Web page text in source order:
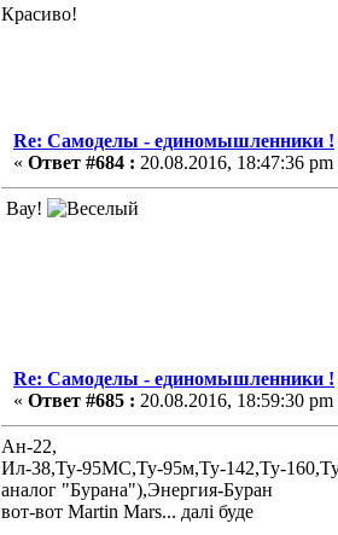
Красиво!
Re: Самоделы - единомышленники !
« Ответ #684 : 20.08.2016, 18:47:36 pm
Вау!
Re: Самоделы - единомышленники !
« Ответ #685 : 20.08.2016, 18:59:30 pm
Ан-22,
Ил-38,Ту-95МС,Ту-95м,Ту-142,Ту-
аналог "Бурана"),Энергия-Буран
вот-вот Martin Mars... далі буде